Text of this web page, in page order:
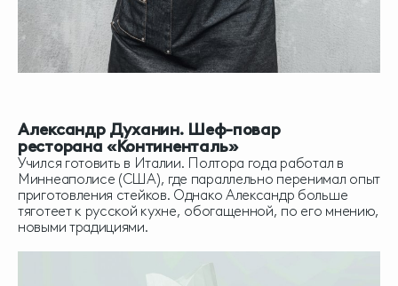
Александр Духанин. Шеф-повар
ресторана «Континенталь»
Учился готовить в Италии. Полтора года работал в
Миннеаполисе (США), где параллельно перенимал опыт
приготовления стейков. Однако Александр больше
тяготеет к русской кухне, обогащенной, по его мнению,
новыми традициями.